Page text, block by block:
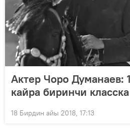
Актер Чоро
кайра биринчи
18 Бирдин айы 2018, 17:13